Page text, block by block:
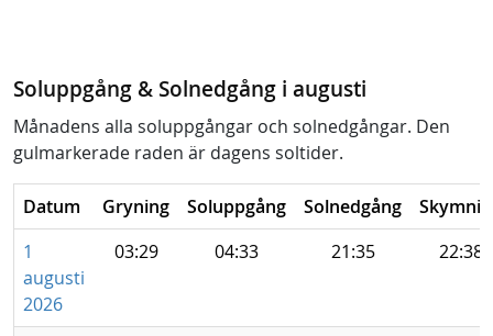
Soluppgång & Solnedgång i augusti
Månadens alla soluppgångar och solnedgångar. Den
gulmarkerade raden är dagens soltider.
Datum Gryning Soluppgång Solnedgång
1
augusti
2026
03:29 04:33 21:35 22:38